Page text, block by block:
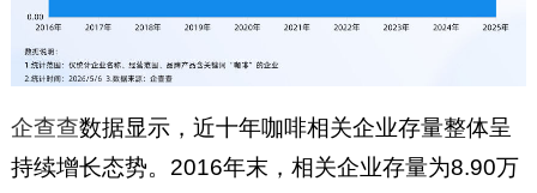
企查查数据显示，近十年咖啡相关企业存量整体呈
持续增长态势。2016年末，相关企业存量为8.90万